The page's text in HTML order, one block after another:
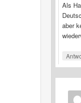
Als
aber